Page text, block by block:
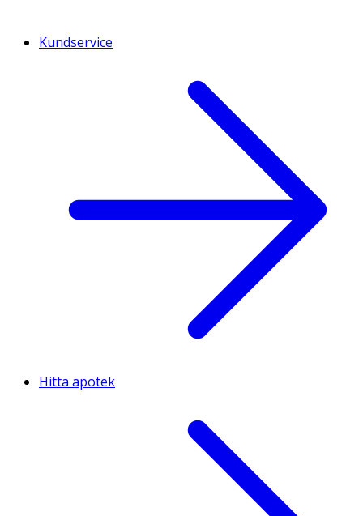
Kundservice
Hitta apotek